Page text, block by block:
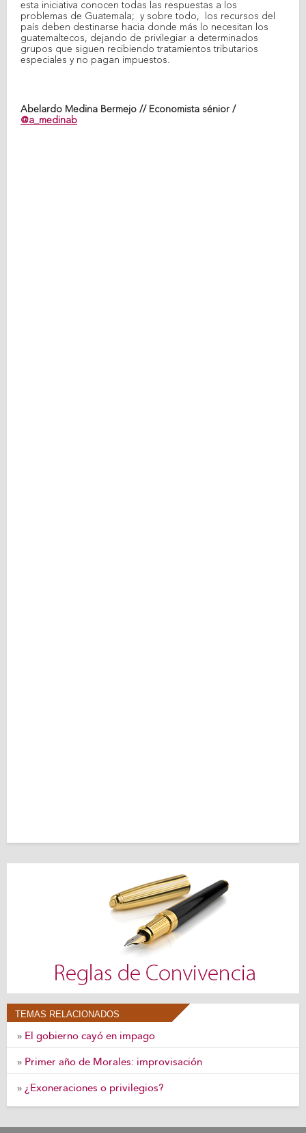
esta iniciativa conocen todas las respuestas a los
problemas de Guatemala; y sobre todo, los recursos del
país deben destinarse hacia donde más lo necesitan los
guatemaltecos, dejando de privilegiar a determinados
grupos que siguen recibiendo tratamientos tributarios
especiales y no pagan impuestos.
Abelardo Medina Bermejo // Economista sénior /
@a_medinab
TEMAS RELACIONADOS
» El gobierno cayó en impago
» Primer año de Morales: improvisación
» ¿Exoneraciones o privilegios?